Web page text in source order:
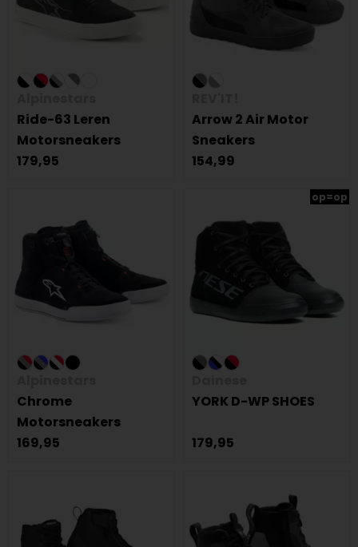
Ride-63 Leren
Motorsneakers
179,95
Arrow 2 Air Motor
Sneakers
154,99
Chrome
Motorsneakers
169,95
op=op
YORK D-WP SHOES
179,95